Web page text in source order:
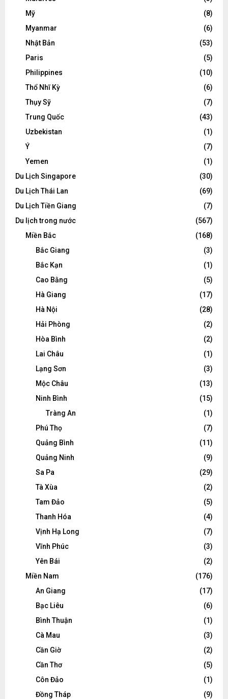
Mỹ
(8)
Myanmar
(6)
Nhật Bản
(53)
Paris
(5)
Philippines
(10)
Thổ Nhĩ Kỳ
(6)
Thụy Sỹ
(7)
Trung Quốc
(43)
Uzbekistan
(1)
Ý
(7)
Yemen
(1)
Du Lịch Singapore
(30)
Du Lịch Thái Lan
(69)
Du Lịch Tiền Giang
(7)
Du lịch trong nước
(567)
Miền Bắc
(168)
Bắc Giang
(3)
Bắc Kạn
(1)
Cao Bằng
(5)
Hà Giang
(17)
Hà Nội
(28)
Hải Phòng
(2)
Hòa Bình
(2)
Lai Châu
(1)
Lạng Sơn
(3)
Mộc Châu
(13)
Ninh Bình
(15)
Tràng An
(1)
Phú Thọ
(7)
Quảng Bình
(11)
Quảng Ninh
(9)
Sa Pa
(29)
Tà Xùa
(2)
Tam Đảo
(5)
Thanh Hóa
(4)
Vịnh Hạ Long
(7)
Vĩnh Phúc
(3)
Yên Bái
(2)
Miền Nam
(176)
An Giang
(17)
Bạc Liêu
(6)
Bình Thuận
(1)
Cà Mau
(3)
Cần Giờ
(2)
Cần Thơ
(5)
Côn Đảo
(1)
Đồng Tháp
(9)